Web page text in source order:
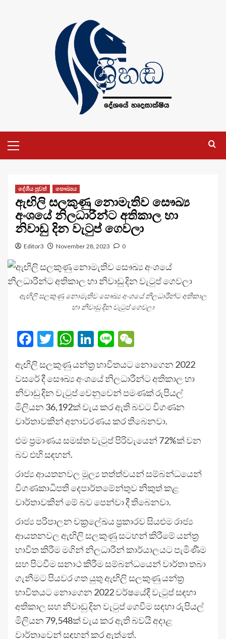
Menu
දේශීය පුවත් සෞඛ්‍යය
ඇඟිලි සලකුණු නොමැතිව සෞඛ්‍ය
අංශයේ නිලධාරීන්ට අතිකාල හා
නිවාඩු දින වැටුප් ගෙවලා
Editor3 November 28, 2023 0
ඇඟිලි සලකුණු නොමැතිව සෞඛ්‍ය අංශයේ නිලධාරීන්ට අතිකාල
හා නිවාඩු දින වැටුප් ගෙවලා
Facebook
Twitter
WhatsApp
LinkedIn
Line
ඇඟිලි සලකුණු යන්ත්‍ර භාවිතයට නොගෙන 2022
වසරේ දී සෞඛ්‍ය අංශයේ නිලධාරීන්ට අතිකාල හා
නිවාඩු දින වැටුප් වෙනුවෙන් පමණක් රුපියල්
මිලියන 36,192ක් වැය කර ඇති බවට විගණන
වාර්තාවකින් අනාවරණය කර තිබෙනවා.
එම ප්‍රමාණය සමස්ත වැටුප් පිරිවැයෙන් 72%ක් වන
බව එහි සඳහන්.
රාජ්‍ය ආයතනවල මූල්‍ය තත්ත්වයන් සම්බන්ධයෙන්
විගණකාධිපති දෙපාර්තමේන්තුව නිකුත් කළ
වාර්තාවකින් මේ බව පෙන්වා දී තිබෙනවා.
රාජ්‍ය පරිපාලන චක්‍රලේඛය ප්‍රකාරව සියළුම රාජ්‍ය
ආයතනවල ඇඟිලි සලකුණු සටහන් කිරීමේ යන්ත්‍ර
භාවිත කිරීම මගින් නිලධාරීන් කාර්යාලයට පැමිණීම
සහ පිටවීම සනාථ කිරීම සම්බන්ධයෙන් වාර්තා තබා
ගැනීමට පියවර ගත යුතු ඇඟිලි සලකුණු යන්ත්‍ර
භාවිතයට නොගෙන 2022 වර්ෂයේදී වැටුප් සඳහා
අතිකාල සහ නිවාඩු දින වැටුප් ගෙවීම සඳහා රුපියල්
මිලියන 79,548ක් වැය කර ඇති බවයි අදාළ
වාර්තාවෙන් සඳහන් කර ඇත්තේ.